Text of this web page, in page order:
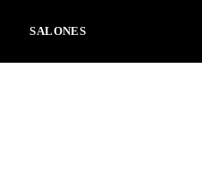
SALONES